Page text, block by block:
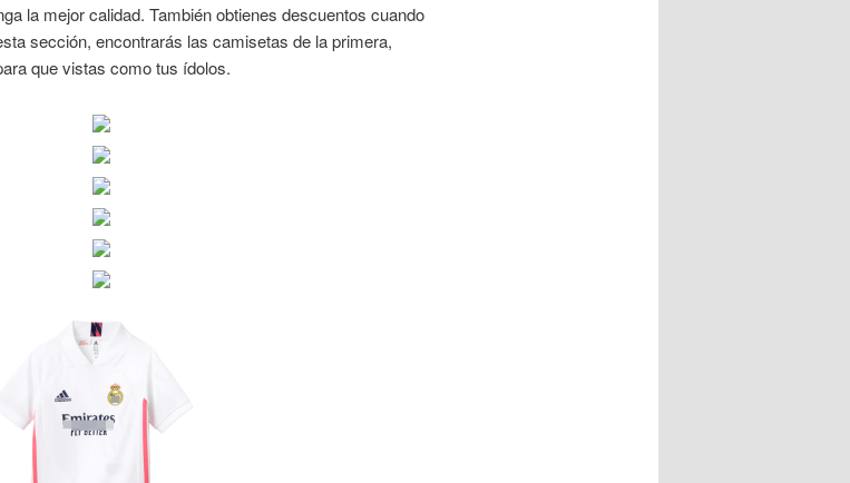
la mejor calidad. También obtienes descuentos cuando
sección, encontrarás las camisetas de la primera,
que vistas como tus ídolos.